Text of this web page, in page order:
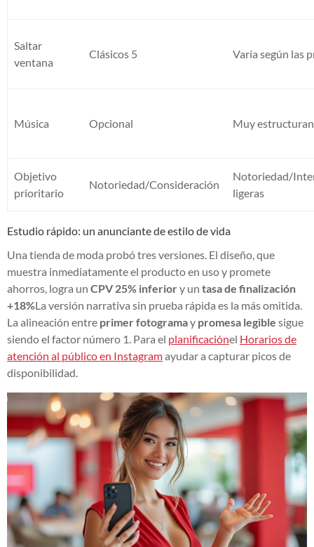
Saltar
ventana
Clásicos 5 Varía según las
Música Opcional Muy
Objetivo
prioritario
Notoriedad/Consideración
Notoriedad/
ligeras
Estudio rápido: un anunciante de estilo de vida
Una tienda de moda probó tres versiones. El diseño, que
muestra inmediatamente el producto en uso y promete
ahorros, logra un CPV 25% inferiory un tasa de finalización
+18%La versión narrativa sin prueba rápida es la más omitida.
La alineación entre primer fotogramay promesa legible sigue
siendo el factor número 1. Para el planificaciónel Horarios de
atención al público en Instagramayudar a capturar picos de
disponibilidad.